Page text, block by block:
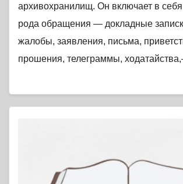
архивохранилищ. Он включает в себя
рода обращения — докладные
жалобы, заявления, письма,
прошения, телеграммы,